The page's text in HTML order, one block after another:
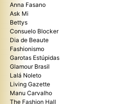
Anna Fasano
Ask Mi
Bettys
Consuelo Blocker
Dia de Beaute
Fashionismo
Garotas Estúpidas
Glamour Brasil
Lalá Noleto
Living Gazette
Manu Carvalho
The Fashion Hall